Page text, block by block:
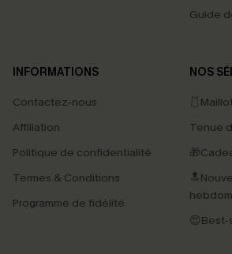
Guide
INFORMATIONS
Contactez-nous
Affiliation
Politique de confidentialité
Termes & Conditions
Programme de fidélité
NOS
Tenue
😍Best-
PROFITEZ DE
-15% dès 2 Achetés par
*Un code par commande, valable
En soumettant votre adresse e-mail, vous
marketing (y compris du contenu généré par
reconnaissez avoir pris connaissance de nos
pouvons utiliser les données collectées sur notre